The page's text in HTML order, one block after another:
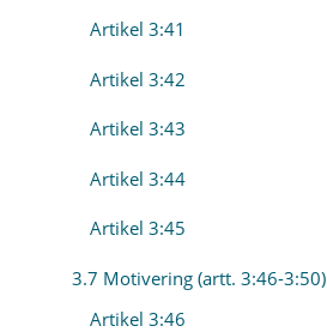
Artikel 3:41
Artikel 3:42
Artikel 3:43
Artikel 3:44
Artikel 3:45
3.7 Motivering (artt. 3:46-3:50)
Artikel 3:46